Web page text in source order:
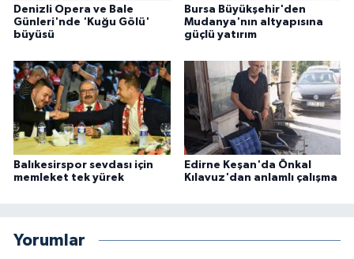
Denizli Opera ve Bale
Günleri'nde 'Kuğu Gölü'
büyüsü
Bursa Büyükşehir'den
Mudanya'nın altyapısına
güçlü yatırım
Balıkesirspor sevdası için
memleket tek yürek
Edirne Keşan'da Önkal
Kılavuz'dan anlamlı çalışma
Yorumlar